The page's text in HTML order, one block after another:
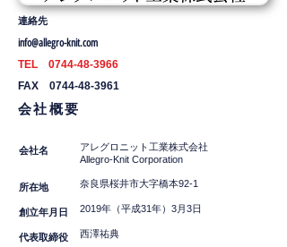
連絡先
info@allegro-knit.com
TEL 0744-48-3966
FAX 0744-48-3961
会社概要
会社名
所在地
創立年月日
代表取締役
アレグロニット工業株式会社
Allegro-Knit Corporation
奈良県桜井市大字橋本92-1
2019年（平成31年）3月3日
西澤祐典